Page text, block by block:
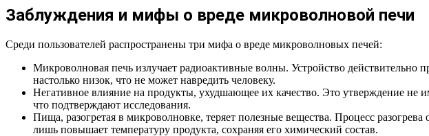
Заблуждения и мифы о вреде микроволновой печи
Среди пользователей распространены три мифа о вреде микроволновых печей:
Микроволновая печь излучает радиоактивные волны. Устройство действительно
настолько низок, что не может навредить человеку.
Негативное влияние на продукты, ухудшающее их качество. Это утверждение
что подтверждают исследования.
Пища, разогретая в микроволновке, теряет полезные вещества. Процесс
лишь повышает температуру продукта, сохраняя его химический состав.